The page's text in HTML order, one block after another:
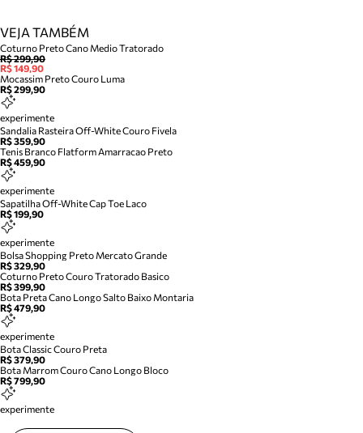
VEJA TAMBÉM
Coturno Preto Cano Medio Tratorado
R$ 299,90
R$ 149,90
Mocassim Preto Couro Luma
R$ 299,90
experimente
Sandalia Rasteira Off-White Couro Fivela
R$ 359,90
Tenis Branco Flatform Amarracao Preto
R$ 459,90
experimente
Sapatilha Off-White Cap Toe Laco
R$ 199,90
experimente
Bolsa Shopping Preto Mercato Grande
R$ 329,90
Coturno Preto Couro Tratorado Basico
R$ 399,90
Bota Preta Cano Longo Salto Baixo Montaria
R$ 479,90
experimente
Bota Classic Couro Preta
R$ 379,90
Bota Marrom Couro Cano Longo Bloco
R$ 799,90
experimente